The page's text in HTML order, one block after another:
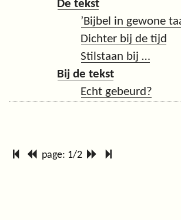
De tekst
’Bijbel in gewone
Dichter bij de tijd
Stilstaan bij …
Bij de tekst
Echt gebeurd?
page: 1/2